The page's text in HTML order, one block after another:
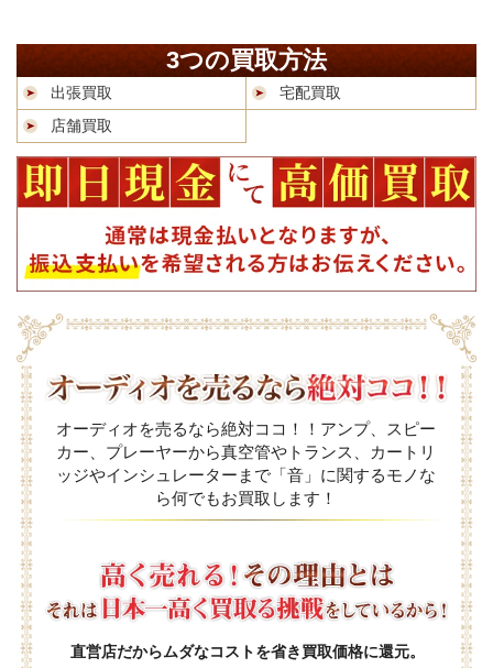
3つの買取方法
出張買取
宅配買取
店舗買取
オーディオを売るなら絶対ココ！！アンプ、スピー
カー、プレーヤーから真空管やトランス、カートリ
ッジやインシュレーターまで「音」に関するモノな
ら何でもお買取します！
直営店だからムダなコストを省き買取価格に還元。